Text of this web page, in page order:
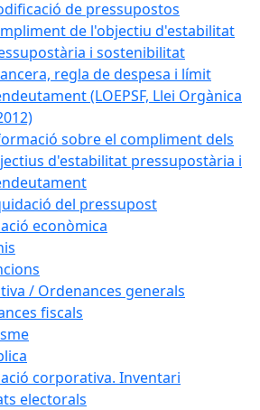
de pressupostos
de l'objectiu d'estabilitat
i sostenibilitat
regla de despesa i límit
(LOEPSF, Llei Orgànica
sobre el compliment dels
d'estabilitat pressupostària i
del pressupost
econòmica
/ Ordenances generals
fiscals
corporativa. Inventari
electorals